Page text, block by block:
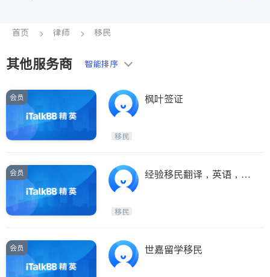
银行贷款
建筑装修
Scarborough
North York
Brampton
Kitchener
Newmarket
Stouffville
Maple
Waterloo
Guelph
Oshawa
Niagara Falls
Pickering
Concord
首页 律师 移民
其他服务商 智能排序
会员 枫叶签证
移民
会员
经验移民翻译，英语，国
移民
会员 世嘉留学移民